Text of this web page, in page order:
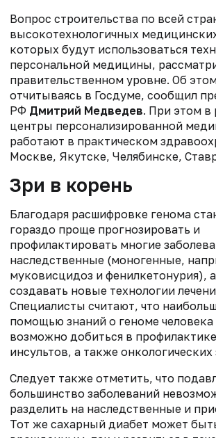
Вопрос строительства по всей
высокотехнологичных
которых будут использоваться
персональной медицины,
правительственном уровне. Об
отчитываясь в Госдуме, сообщил
РФ Дмитрий Медведев. При этом в
центры персонализированной
работают в практическом
Москве, Якутске, Челябинске,
Зри в корень
Благодаря расшифровке генома
гораздо проще прогнозировать и
профилактировать многие
наследственные (моногенные,
муковисцидоз и фенилкетонурия),
создавать новые технологии
Специалисты считают, что
помощью знаний о геноме человека
возможно добиться в
инсультов, а также онкологических
Следует также отметить, что
большинство заболеваний
разделить на наследственные и
Тот же сахарный диабет может